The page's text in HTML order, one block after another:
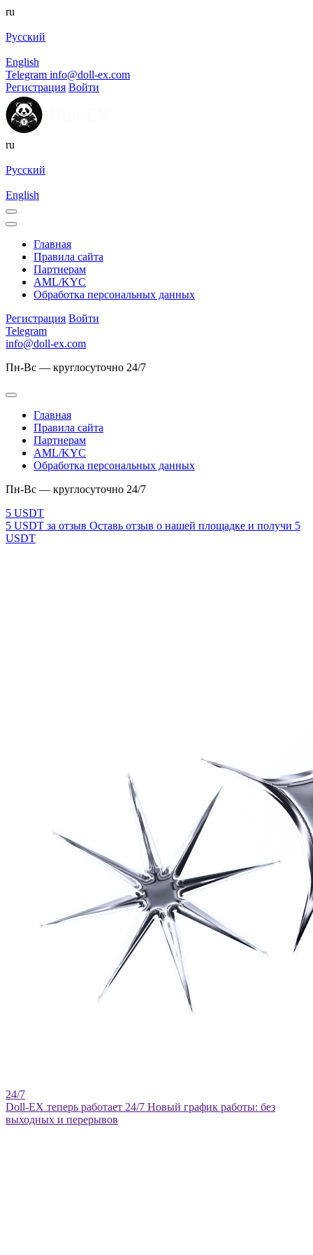
ru
Русский
English
Telegram info@doll-ex.com
Регистрация Войти
ru
Русский
English
Главная
Правила сайта
Партнерам
AML/KYC
Обработка персональных данных
Регистрация Войти
Telegram
info@doll-ex.com
Пн-Вс — круглосуточно 24/7
Главная
Правила сайта
Партнерам
AML/KYC
Обработка персональных данных
Пн-Вс — круглосуточно 24/7
5 USDT за отзыв Оставь отзыв о нашей площадке и получи 5
USDT
Doll-EX теперь работает 24/7 Новый график работы: без
выходных и перерывов